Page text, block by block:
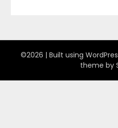
©2026 | Built using
theme by